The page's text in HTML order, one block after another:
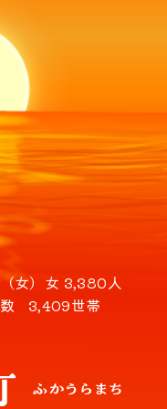
女） 女 3,380人
3,409世帯